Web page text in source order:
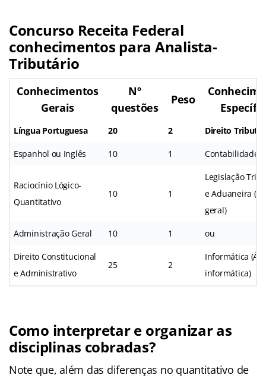
Concurso Receita Federal
conhecimentos para Analista-
Tributário
Conhecimentos
Gerais
Nº
questões
Peso
Língua Portuguesa 20 2 Direito
Espanhol ou Inglês 10 1 Contabilidade
Raciocínio Lógico-
Quantitativo
10 1
Legislação
e Aduaneira
geral)
Administração Geral 10 1 ou
Direito Constitucional
e Administrativo
25 2
Informática
informática)
Como interpretar e organizar as
disciplinas cobradas?
Note que, além das diferenças no quantitativo de